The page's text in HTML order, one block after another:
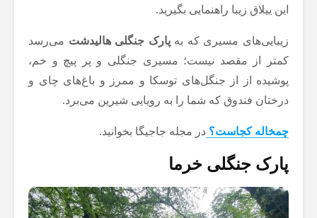
این ییلاق زیبا راهنمایی بگیرید.
زیبایی‌های مسیری که به پارک جنگلی هالیدشت می‌رسد
کمتر از مقصد نیست؛ مسیری جنگلی و پر پیچ و خم،
پوشیده از از جنگل‌های توسکا و ممرز و باغ‌های چای و
درختان فندوق که شما را به رویایی شیرین می‌برد.
چمخاله کجاست؟ در مجله جاجیگا بخوانید.
پارک جنگلی خرما